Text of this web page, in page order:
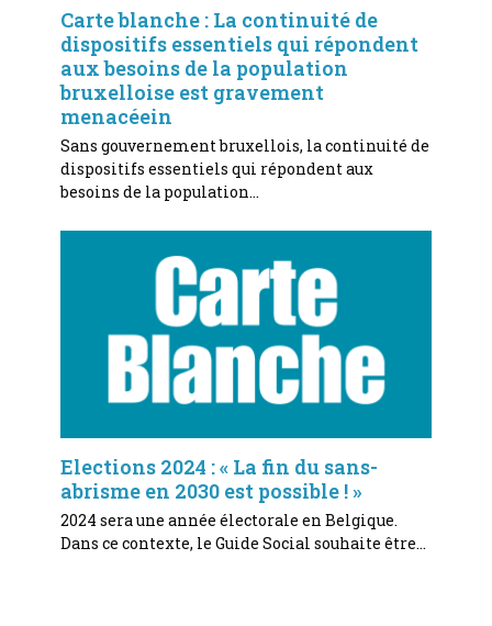
Carte blanche : La continuité de
dispositifs essentiels qui répondent
aux besoins de la population
bruxelloise est gravement
menacéein
Sans gouvernement bruxellois, la continuité de
dispositifs essentiels qui répondent aux
besoins de la population…
Elections 2024 : « La fin du sans-
abrisme en 2030 est possible ! »
2024 sera une année électorale en Belgique.
Dans ce contexte, le Guide Social souhaite être…